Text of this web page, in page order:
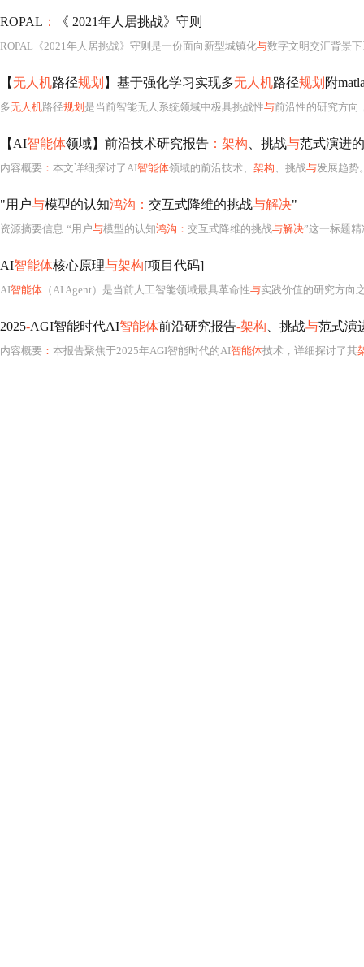
ROPAL ： 《 2021年人居挑战》守则
ROPAL《2021年人居挑战》守则是一份面向新型城镇化与数字文明交汇背景下系统性重构人
【无人机路径规划 】基于强化学习实现多无人机路径规划 附
多无人机路径规划 是当前智能无人系统领域中极具挑战性与前沿性的研究方向，其核
【AI智能体领域】前沿技术研究报告 ：架构 、挑战与范式演进
内容概要 ： 本文详细探讨了AI智能体领域的前沿技术、 架构、挑战与发展趋势。首先，
"用户与模型的认知鸿沟： 交互式降维的挑战与解决"
资源摘要信息:“用户与模型的认知鸿沟： 交互式降维的挑战与解决”这一标题精准凝
AI智能体核心原理与架构[项目代码]
AI智能体 （AI Agent）是当前人工智能领域最具革命性与实践价值的研究方向之一，其核心已远超
2025-AGI智能时代AI智能体前沿研究报告-架构 、挑战与范式演
内容概要 ： 本报告聚焦于2025年AGI智能时代的AI智能体技术，详细探讨了其